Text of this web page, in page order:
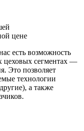
цене
есть возможность
цеховых сегментах —
Это позволяет
технологии
а также